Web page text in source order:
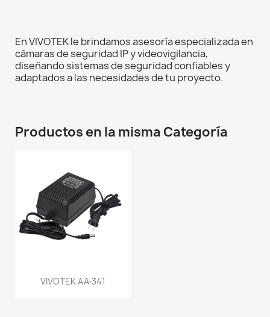
En VIVOTEK le brindamos asesoría especializada en
cámaras de seguridad IP y videovigilancia,
diseñando sistemas de seguridad confiables y
adaptados a las necesidades de tu proyecto.
Productos en la misma Categoría
VIVOTEK AA-341